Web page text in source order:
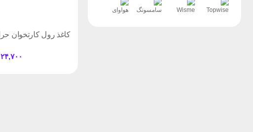
۲۴,۷۰۰
Topwise
Wisme سامسونگ هواوای